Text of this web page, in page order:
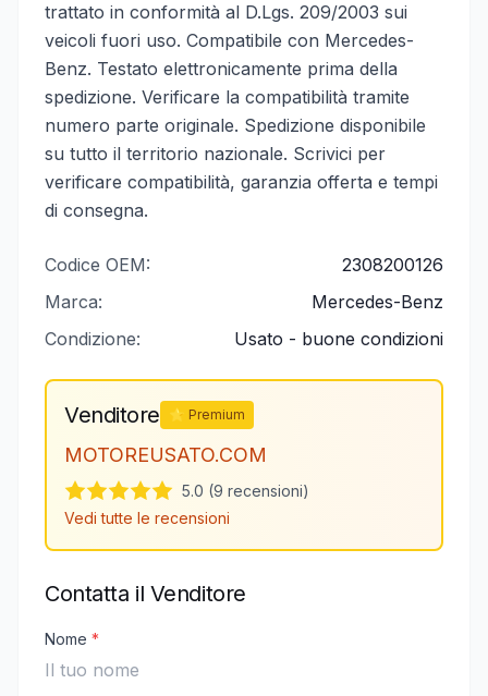
trattato in conformità al D.Lgs. 209/2003 sui
veicoli fuori uso. Compatibile con Mercedes-
Benz. Testato elettronicamente prima della
spedizione. Verificare la compatibilità tramite
numero parte originale. Spedizione disponibile
su tutto il territorio nazionale. Scrivici per
verificare compatibilità, garanzia offerta e tempi
di consegna.
Codice OEM:
2308200126
Marca:
Mercedes-Benz
Condizione:
Usato - buone condizioni
Venditore ⭐ Premium
MOTOREUSATO.COM
5.0 (9 recensioni)
Vedi tutte le recensioni
Contatta il Venditore
Nome *